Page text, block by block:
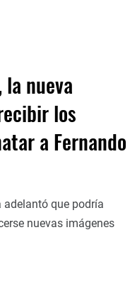
nueva
los
a Fernando
que podría
nuevas imágenes